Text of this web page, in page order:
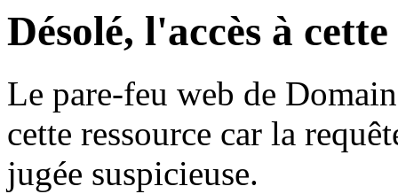
Désolé, l'accès à
Le pare-feu web de
cette ressource car la
jugée suspicieuse.